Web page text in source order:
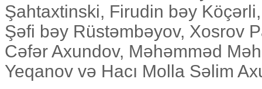
Şahtaxtinski, Firudin bəy
Şəfi bəy Rüstəmbəyov, Xosrov
Cəfər Axundov, Məhəmməd
Yeqanov və Hacı Molla Səlim